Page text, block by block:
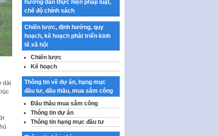
dài
Công bố công khai dự toán kinh
phí xây dựng pháp luật, hoàn
thiện thể chế, chính…
Quy định về nghiên cứu, ứng
dụng khoa học, công nghệ, đổi
mới sáng tạo và chuyển…
Quy định chi tiết và hướng dẫn
thi hành một số điều của Luật Lý
lịch tư…
Sửa đổi, bổ sung một số nội
dung tại Nghị quyết số 30/NQ-
CP ngày 24 tháng 02…
hướng dẫn thực hiện pháp luật,
chế độ chính sách
Chiến lược, định hướng, quy
hoạch, kế hoạch phát triển kinh
tế xã hội
Chiến lược
Kế hoạch
Thông tin về dự án, hạng mục
đầu tư, đấu thầu, mua sắm công
Đấu thầu mua sắm công
Thông tin dự án
Thông tin hạng mục đầu tư